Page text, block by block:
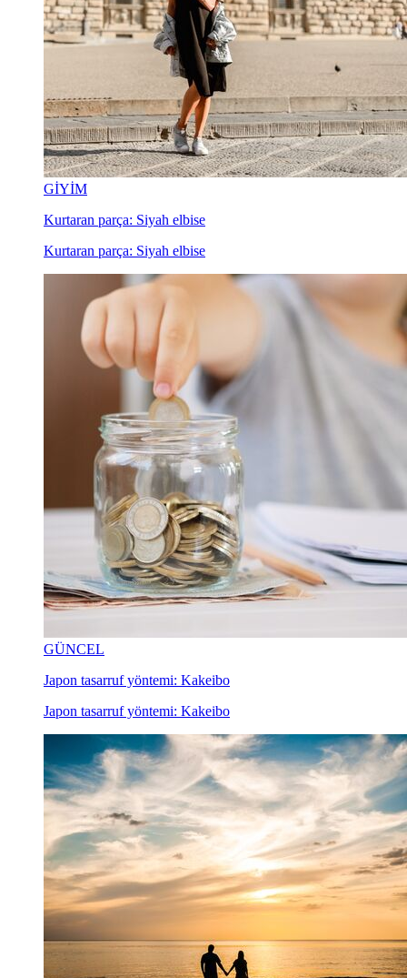
GİYİM
Kurtaran parça: Siyah elbise
Kurtaran parça: Siyah elbise
GÜNCEL
Japon tasarruf yöntemi: Kakeibo
Japon tasarruf yöntemi: Kakeibo